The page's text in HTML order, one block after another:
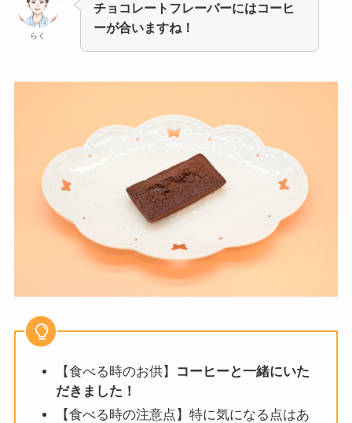
らく
チョコレートフレーバーにはコーヒ
ーが合いますね！
【食べる時のお供】
コーヒーと一緒にいた
だきました！
【食べる時の注意点】特に気になる点はあ